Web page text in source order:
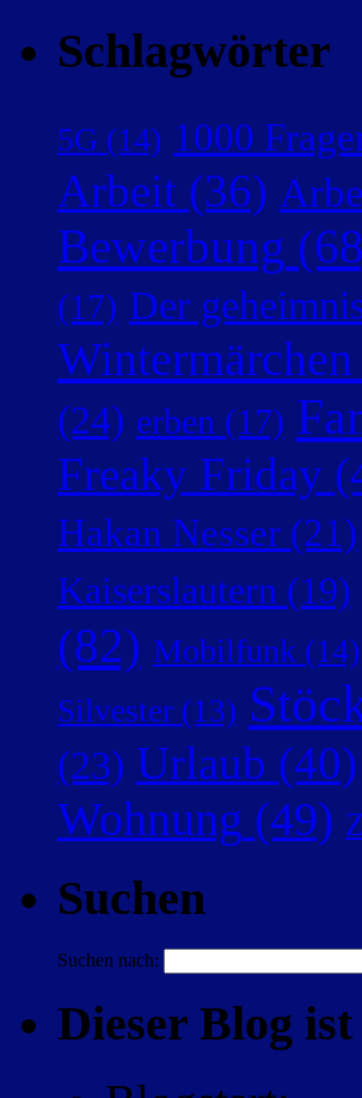
Schlagwörter
5G (14) 1000
Arbeit (36)
Bewerbung
(17) Der
Wintermärchen
(24) erben (17)
Freaky Friday
Hakan Nesser (21)
Kaiserslautern (19)
(82) Mobilfunk (14)
Silvester (13)
(23) Urlaub (40)
Wohnung (49)
Suchen
Suchen nach:
Dieser Blog